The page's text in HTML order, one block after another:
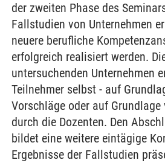
der zweiten Phase des
Fallstudien von Unternehmen
neuere berufliche
erfolgreich realisiert werden.
untersuchenden Unternehmen
Teilnehmer selbst - auf
Vorschläge oder auf
durch die Dozenten. Den
bildet eine weitere eintägige
Ergebnisse der Fallstudien